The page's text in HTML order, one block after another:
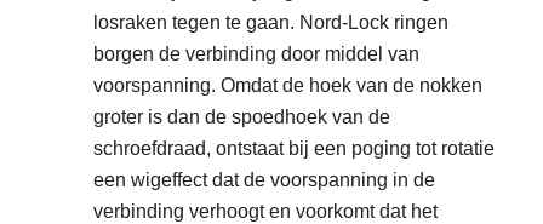
losraken tegen te gaan. Nord-Lock ringen
borgen de verbinding door middel van
voorspanning. Omdat de hoek van de nokken
groter is dan de spoedhoek van de
schroefdraad, ontstaat bij een poging tot rotatie
een wigeffect dat de voorspanning in de
verbinding verhoogt en voorkomt dat het